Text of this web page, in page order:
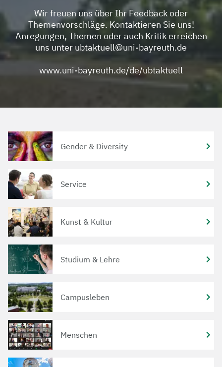
Wir freuen uns über Ihr Feedback oder
Themenvorschläge. Kontaktieren Sie uns!
Anregungen, Themen oder auch Kritik erreichen
uns unter ubtaktuell@uni-bayreuth.de
www.uni-bayreuth.de/de/ubtaktuell
Gender & Diversity
Service
Kunst & Kultur
Studium & Lehre
Campusleben
Menschen